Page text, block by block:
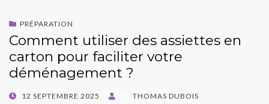
PRÉPARATION
Comment utiliser des assiettes en
carton pour faciliter votre
déménagement ?
POSTED
12 SEPTEMBRE 2025 THOMAS DUBOIS